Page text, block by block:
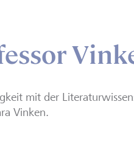
mit der
Vinken.